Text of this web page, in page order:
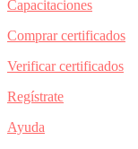
Capacitaciones
Comprar certificados
Verificar certificados
Regístrate
Ayuda